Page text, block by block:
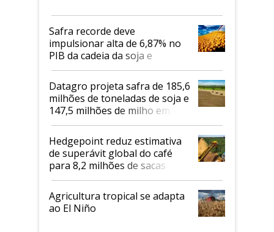
Safra recorde deve
impulsionar alta de 6,87% no
PIB da cadeia da soja e
biodiesel em 2026
Datagro projeta safra de 185,6
milhões de toneladas de soja e
147,5 milhões de milho em
2026/27
Hedgepoint reduz estimativa
de superávit global do café
para 8,2 milhões de sacas
Agricultura tropical se adapta
ao El Niño